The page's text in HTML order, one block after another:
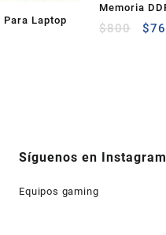
Para Laptop
Memoria
$800 $
Síguenos en Instagram
Equipos gaming